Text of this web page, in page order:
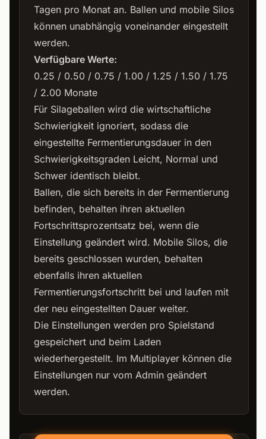
Tagen pro Monat an. Ballen und mobile Silos
können unabhängig voneinander eingestellt
werden.
Verfügbare Werte:
0.25 / 0.50 / 0.75 / 1.00 / 1.25 / 1.50 / 1.75
/ 2.00 Monate
Für Silageballen wird die wirtschaftliche
Schwierigkeit ignoriert, sodass die
eingestellte Fermentierungsdauer in den
Schwierigkeitsgraden Leicht, Normal und
Schwer identisch bleibt.
Ballen, die sich bereits in der Fermentierung
befinden, behalten ihren aktuellen
Fortschrittsprozentsatz bei, wenn die
Einstellung geändert wird. Mobile Silos, die
bereits geschlossen wurden, behalten
ebenfalls ihren aktuellen
Fermentierungsfortschritt bei und laufen mit
der neu eingestellten Dauer weiter.
Die Einstellungen werden pro Spielstand
gespeichert und beim Laden
wiederhergestellt. Im Multiplayer können die
Einstellungen nur vom Admin geändert
werden.